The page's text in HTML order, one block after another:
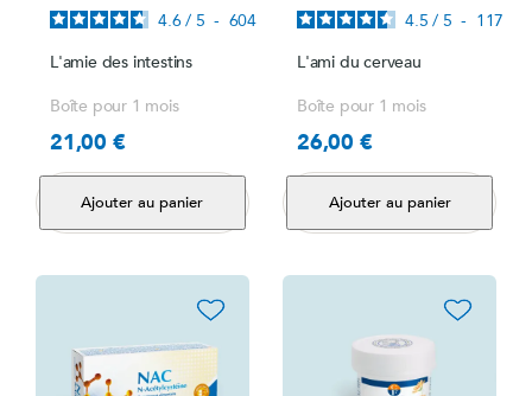
4.6 / 5 - 604
L'amie des intestins
Boîte pour 1 mois
Prix
21,00 €
Ajouter au panier
4.5 / 5 - 117
L'ami du cerveau
Boîte pour 1 mois
Prix
26,00 €
Ajouter au panier
favorite_border favorite_border